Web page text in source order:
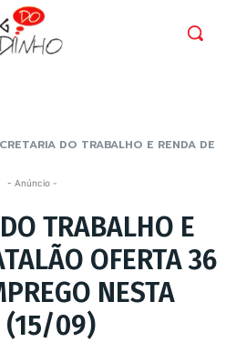
DO TRABALHO E RENDA DE
- Anúncio -
TRABALHO E
OFERTA 36
NESTA
(15/09)